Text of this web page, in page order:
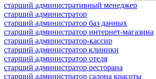
старший административный менеджер
старший администратор
старший администратор баз данных
старший администратор интернет-магазина
старший администратор-кассир
старший администратор клиники
старший администратор отеля
старший администратор ресторана
старший администратор салона красоты